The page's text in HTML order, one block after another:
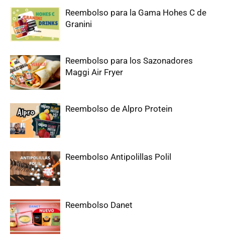
Reembolso para la Gama Hohes C de
Granini
Reembolso para los Sazonadores
Maggi Air Fryer
Reembolso de Alpro Protein
Reembolso Antipolillas Polil
Reembolso Danet